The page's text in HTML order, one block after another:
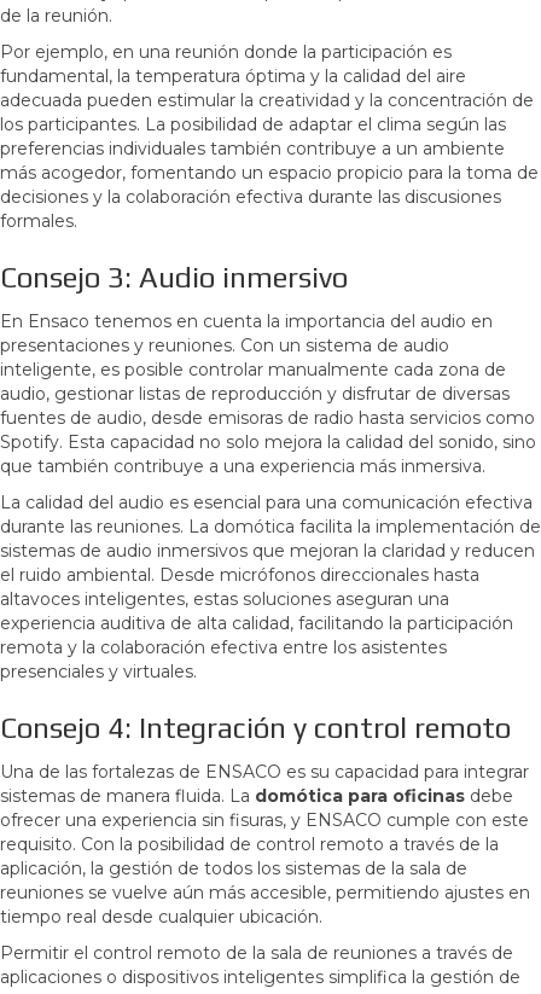
de la reunión.
Por ejemplo, en una reunión donde la participación es
fundamental, la temperatura óptima y la calidad del aire
adecuada pueden estimular la creatividad y la concentración de
los participantes. La posibilidad de adaptar el clima según las
preferencias individuales también contribuye a un ambiente
más acogedor, fomentando un espacio propicio para la toma de
decisiones y la colaboración efectiva durante las discusiones
formales.
Consejo 3: Audio inmersivo
En Ensaco tenemos en cuenta la importancia del audio en
presentaciones y reuniones. Con un sistema de audio
inteligente, es posible controlar manualmente cada zona de
audio, gestionar listas de reproducción y disfrutar de diversas
fuentes de audio, desde emisoras de radio hasta servicios como
Spotify. Esta capacidad no solo mejora la calidad del sonido, sino
que también contribuye a una experiencia más inmersiva.
La calidad del audio es esencial para una comunicación efectiva
durante las reuniones. La domótica facilita la implementación de
sistemas de audio inmersivos que mejoran la claridad y reducen
el ruido ambiental. Desde micrófonos direccionales hasta
altavoces inteligentes, estas soluciones aseguran una
experiencia auditiva de alta calidad, facilitando la participación
remota y la colaboración efectiva entre los asistentes
presenciales y virtuales.
Consejo 4: Integración y control remoto
Una de las fortalezas de ENSACO es su capacidad para integrar
sistemas de manera fluida. La domótica para oficinas debe
ofrecer una experiencia sin fisuras, y ENSACO cumple con este
requisito. Con la posibilidad de control remoto a través de la
aplicación, la gestión de todos los sistemas de la sala de
reuniones se vuelve aún más accesible, permitiendo ajustes en
tiempo real desde cualquier ubicación.
Permitir el control remoto de la sala de reuniones a través de
aplicaciones o dispositivos inteligentes simplifica la gestión de